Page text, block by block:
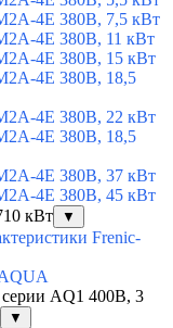
4E 380В, 7,5 кВт
4E 380В, 11 кВт
4E 380В, 15 кВт
4E 380В, 18,5
4E 380В, 22 кВт
4E 380В, 18,5
4E 380В, 37 кВт
4E 380В, 45 кВт
кВт
▼
Frenic-
AQ1 400В, 3
▼